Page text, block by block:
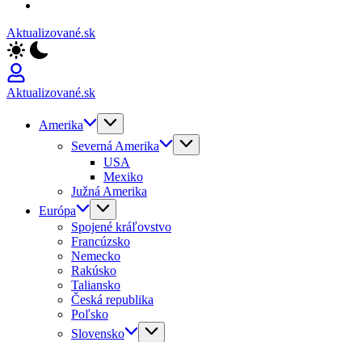
Aktualizované.sk
Aktualizované.sk
Amerika
Severná Amerika
USA
Mexiko
Južná Amerika
Európa
Spojené kráľovstvo
Francúzsko
Nemecko
Rakúsko
Taliansko
Česká republika
Poľsko
Slovensko